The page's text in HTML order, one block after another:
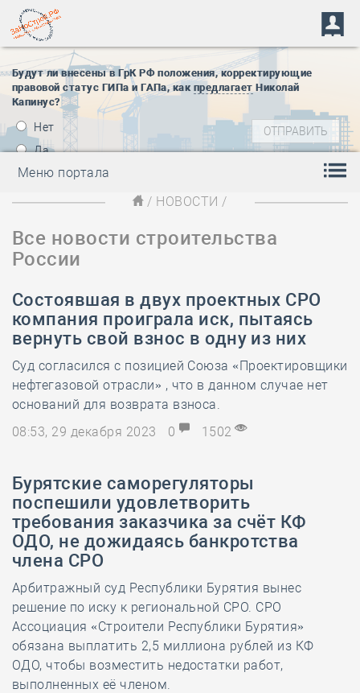
Будут ли внесены в ГрК РФ положения, корректирующие
правовой статус ГИПа и ГАПа, как предлагает Николай
Капинус?
Нет
Да
Меню портала
/ НОВОСТИ /
Все новости строительства
России
Состоявшая в двух проектных СРО
компания проиграла иск, пытаясь
вернуть свой взнос в одну из них
Суд согласился с позицией Союза «Проектировщики
нефтегазовой отрасли» , что в данном случае нет
оснований для возврата взноса.
08:53, 29 декабря 2023
0 1502
Бурятские саморегуляторы
поспешили удовлетворить
требования заказчика за счёт КФ
ОДО, не дожидаясь банкротства
члена СРО
Арбитражный суд Республики Бурятия вынес
решение по иску к региональной СРО. СРО
Ассоциация «Строители Республики Бурятия»
обязана выплатить 2,5 миллиона рублей из КФ
ОДО, чтобы возместить недостатки работ,
выполненных её членом.